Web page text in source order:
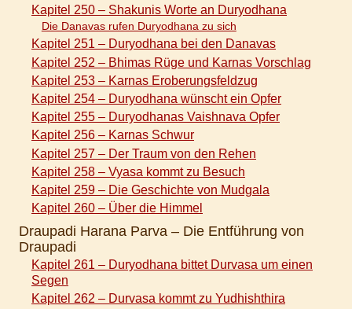
Kapitel 250 – Shakunis Worte an Duryodhana
Die Danavas rufen Duryodhana zu sich
Kapitel 251 – Duryodhana bei den Danavas
Kapitel 252 – Bhimas Rüge und Karnas Vorschlag
Kapitel 253 – Karnas Eroberungsfeldzug
Kapitel 254 – Duryodhana wünscht ein Opfer
Kapitel 255 – Duryodhanas Vaishnava Opfer
Kapitel 256 – Karnas Schwur
Kapitel 257 – Der Traum von den Rehen
Kapitel 258 – Vyasa kommt zu Besuch
Kapitel 259 – Die Geschichte von Mudgala
Kapitel 260 – Über die Himmel
Draupadi Harana Parva – Die Entführung von
Draupadi
Kapitel 261 – Duryodhana bittet Durvasa um einen
Segen
Kapitel 262 – Durvasa kommt zu Yudhishthira